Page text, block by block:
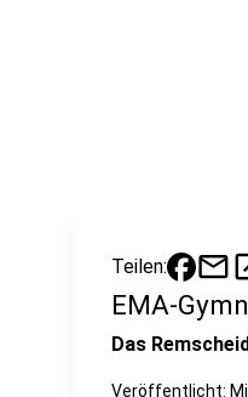
Teilen: mail
EMA-
Das
Veröffentlicht: